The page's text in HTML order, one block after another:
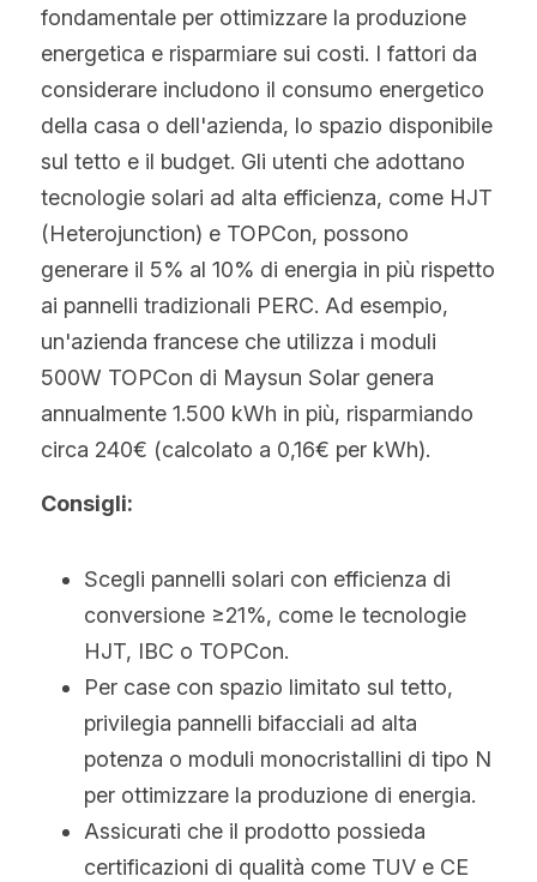
Finlandese
Turco
Ucraino
Hindi
Malese
Bengalese
Giapponese
Coreano
Ebraico
fondamentale per ottimizzare la produzione
energetica e risparmiare sui costi. I fattori da
considerare includono il consumo energetico
della casa o dell'azienda, lo spazio disponibile
sul tetto e il budget. Gli utenti che adottano
tecnologie solari ad alta efficienza, come HJT
(Heterojunction) e TOPCon, possono
generare il 5% al 10% di energia in più rispetto
ai pannelli tradizionali PERC. Ad esempio,
un'azienda francese che utilizza i moduli
500W TOPCon di Maysun Solar genera
annualmente 1.500 kWh in più, risparmiando
circa 240€ (calcolato a 0,16€ per kWh).
Consigli:
Scegli pannelli solari con efficienza di
conversione ≥21%, come le tecnologie
HJT, IBC o TOPCon.
Per case con spazio limitato sul tetto,
privilegia pannelli bifacciali ad alta
potenza o moduli monocristallini di tipo N
per ottimizzare la produzione di energia.
Assicurati che il prodotto possieda
certificazioni di qualità come TUV e CE